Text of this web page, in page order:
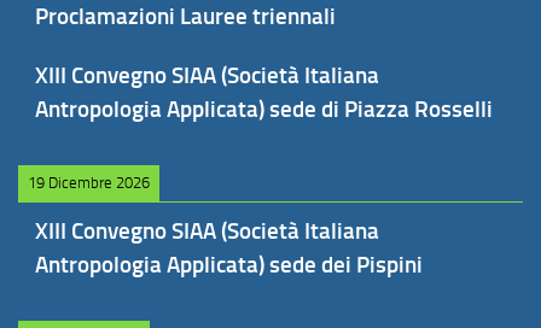
Proclamazioni Lauree triennali
XIII Convegno SIAA (Società Italiana
Antropologia Applicata) sede di Piazza Rosselli
19 Dicembre 2026
XIII Convegno SIAA (Società Italiana
Antropologia Applicata) sede dei Pispini